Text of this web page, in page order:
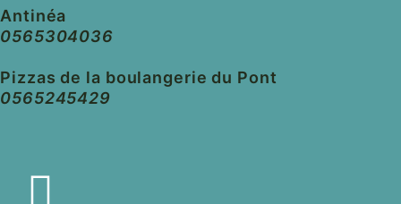
Antinéa
0565304036
Pizzas de la boulangerie du Pont
0565245429